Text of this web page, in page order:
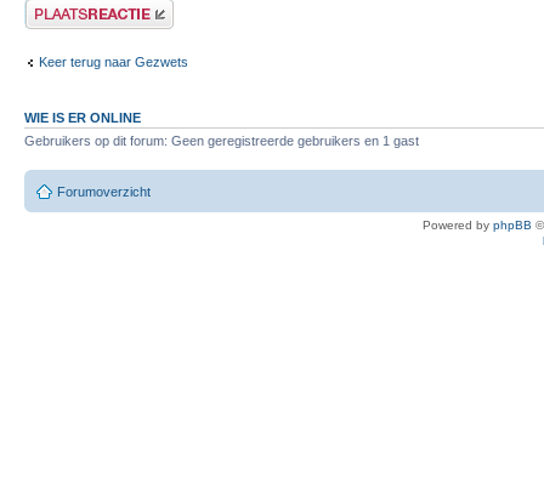
Plaats een reactie
Keer terug naar Gezwets
WIE IS ER ONLINE
Gebruikers op dit forum: Geen geregistreerde gebruikers en 1 gast
Forumoverzicht
Powered by phpBB